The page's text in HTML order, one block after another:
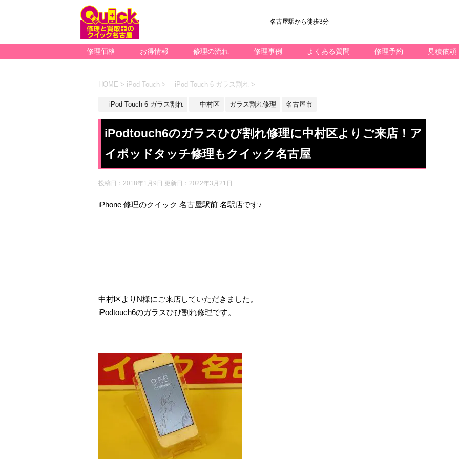
名古屋駅から徒歩3分
修理価格 お得情報 修理の流れ 修理事例 よくある質問 修理予約 見積依頼
HOME > iPod Touch > iPod Touch 6 ガラス割れ >
iPod Touch 6 ガラス割れ 中村区 ガラス割れ修理 名古屋市
iPodtouch6のガラスひび割れ修理に中村区よりご来店！ア
イポッドタッチ修理もクイック名古屋
投稿日：2018年1月9日 更新日： 2022年3月21日
iPhone 修理のクイック 名古屋駅前 名駅店です♪
中村区よりN様にご来店していただきました。
iPodtouch6のガラスひび割れ修理です。